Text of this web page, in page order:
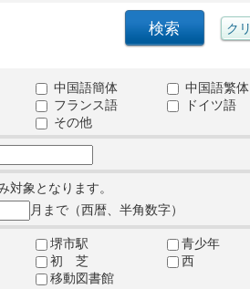
中国語簡体 中国語繁体
フランス語 ドイツ語
その他
象となります。
月まで（西暦、半角数字）
堺市駅 青少年
初 芝 西
移動図書館